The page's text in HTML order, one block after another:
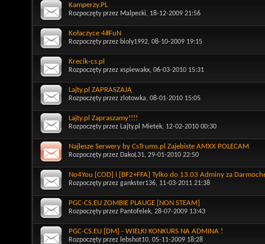
Kamperzy.PL
Rozpoczęty przez Malpecki, 18-12-2009 21:56
Kołaczyce 4#FuN
Rozpoczęty przez bioly1992, 08-10-2009 19:15
Krecik-cs.pl
Rozpoczęty przez xspiewakx, 06-03-2010 15:31
Lajty.pl ZAPRASZAJĄ
Rozpoczęty przez zlotowka, 08-01-2010 15:05
Lajty.pl Zapraszamy!!!!
Rozpoczęty przez Lajty.pl Mietek, 12-02-2010 00:30
Najlesze Serwery by CsTrums.pl Zajebiste AMXX POLECAM
Rozpoczęty przez DakoL31, 29-01-2010 22:50
No4You [COD] i [BF2+FFA] Tylko do 13.03 Adminy za
Rozpoczęty przez gankster136, 11-03-2011 21:38
PGC-CS.EU ZOMBIE PLAUGE [NON STEAM]
Rozpoczęty przez Pantofelek, 28-07-2009 13:43
PGC-CS.EU [DM] - WIELKI KONKURS NA ADMINA !
Rozpoczęty przez lebshot10, 05-11-2009 18:28